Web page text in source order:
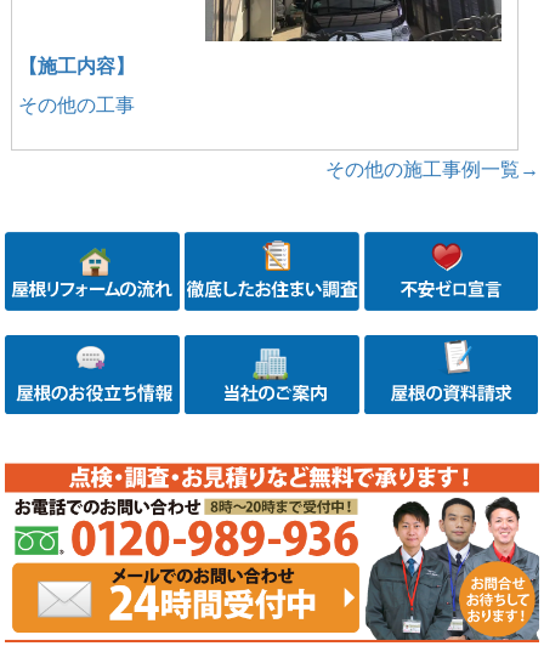
【施工内容】
その他の工事
その他の施工事例一覧→